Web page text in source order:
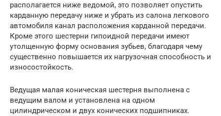
располагается ниже ведомой, это позволяет опустить
карданную передачу ниже и убрать из салона легкового
автомобиля канал расположения карданной передачи.
Кроме этого шестерни гипоидной передачи имеют
утолщенную форму основания зубьев, благодаря чему
существенно повышается их нагрузочная способность и
износостойкость.
Ведущая малая коническая шестерня выполнена с
ведущим валом и установлена на одном
цилиндрическом и двух конических подшипниках.